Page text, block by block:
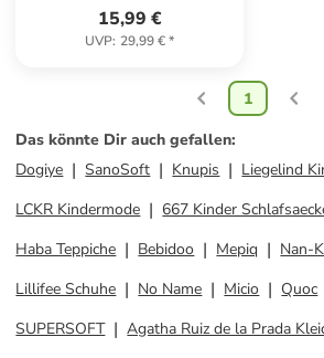
15,99 €
UVP: 29,99 €*
1
Das könnte Dir auch gefallen:
Dogiye
SanoSoft Knupis Liegelind
LCKR Kindermode
667 Kinder
Haba Teppiche
Bebidoo Mepiq Nan-
Lillifee Schuhe
No Name Micio Quoc
SUPERSOFT
Agatha Ruiz de la Prada